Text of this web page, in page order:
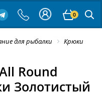
0
для рыбалки Крюки
Round
Золотистый